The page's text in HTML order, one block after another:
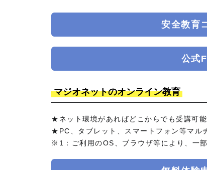
安全教育
公式
マジオネットのオンライン教育
★ネット環境があればどこからでも受講可能
★PC、タブレット、スマートフォン等マル
※1：ご利用のOS、ブラウザ等により、一